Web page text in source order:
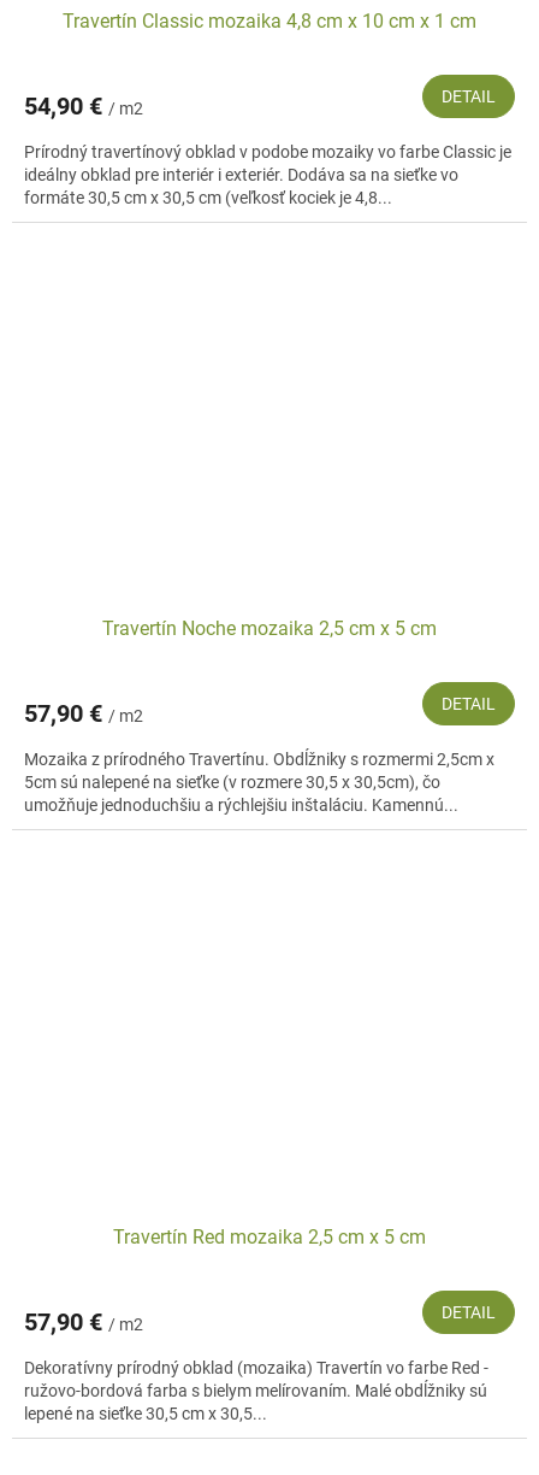
Travertín Classic mozaika 4,8 cm x 10 cm x 1 cm
54,90 € / m2
DETAIL
Prírodný travertínový obklad v podobe mozaiky vo farbe Classic je
ideálny obklad pre interiér i exteriér. Dodáva sa na sieťke vo
formáte 30,5 cm x 30,5 cm (veľkosť kociek je 4,8...
Travertín Noche mozaika 2,5 cm x 5 cm
57,90 € / m2
DETAIL
Mozaika z prírodného Travertínu. Obdĺžniky s rozmermi 2,5cm x
5cm sú nalepené na sieťke (v rozmere 30,5 x 30,5cm), čo
umožňuje jednoduchšiu a rýchlejšiu inštaláciu. Kamennú...
Travertín Red mozaika 2,5 cm x 5 cm
57,90 € / m2
DETAIL
Dekoratívny prírodný obklad (mozaika) Travertín vo farbe Red -
ružovo-bordová farba s bielym melírovaním. Malé obdĺžniky sú
lepené na sieťke 30,5 cm x 30,5...